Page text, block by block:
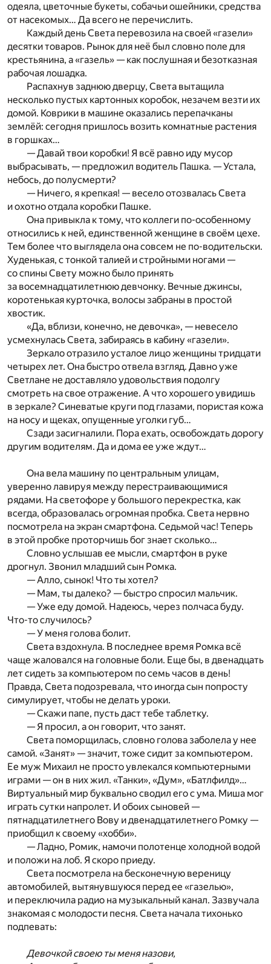
одеяла, цветочные букеты, собачьи ошейники, средства
от насекомых… Да всего не перечислить.
Каждый день Света перевозила на своей «газели»
десятки товаров. Рынок для неё был словно поле для
крестьянина, а «газель» — как послушная и безотказная
рабочая лошадка.
Распахнув заднюю дверцу, Света вытащила
несколько пустых картонных коробок, незачем везти их
домой. Коврики в машине оказались перепачканы
землёй: сегодня пришлось возить комнатные растения
в горшках…
— Давай твои коробки! Я всё равно иду мусор
выбрасывать, — предложил водитель Пашка. — Устала,
небось, до полусмерти?
— Ничего, я крепкая! — весело отозвалась Света
и охотно отдала коробки Пашке.
Она привыкла к тому, что коллеги по-особенному
относились к ней, единственной женщине в своём цехе.
Тем более что выглядела она совсем не по-водительски.
Худенькая, с тонкой талией и стройными ногами —
со спины Свету можно было принять
за восемнадцатилетнюю девчонку. Вечные джинсы,
коротенькая курточка, волосы забраны в простой
хвостик.
«Да, вблизи, конечно, не девочка», — невесело
усмехнулась Света, забираясь в кабину «газели».
Зеркало отразило усталое лицо женщины тридцати
четырех лет. Она быстро отвела взгляд. Давно уже
Светлане не доставляло удовольствия подолгу
смотреть на свое отражение. А что хорошего увидишь
в зеркале? Синеватые круги под глазами, пористая кожа
на носу и щеках, опущенные уголки губ…
Сзади засигналили. Пора ехать, освобождать дорогу
другим водителям. Да и дома ее уже ждут…
Она вела машину по центральным улицам,
уверенно лавируя между перестраивающимися
рядами. На светофоре у большого перекрестка, как
всегда, образовалась огромная пробка. Света нервно
посмотрела на экран смартфона. Седьмой час! Теперь
в этой пробке проторчишь бог знает сколько…
Словно услышав ее мысли, смартфон в руке
дрогнул. Звонил младший сын Ромка.
— Алло, сынок! Что ты хотел?
— Мам, ты далеко? — быстро спросил мальчик.
— Уже еду домой. Надеюсь, через полчаса буду.
Что-то случилось?
— У меня голова болит.
Света вздохнула. В последнее время Ромка всё
чаще жаловался на головные боли. Еще бы, в двенадцать
лет сидеть за компьютером по семь часов в день!
Правда, Света подозревала, что иногда сын попросту
симулирует, чтобы не делать уроки.
— Скажи папе, пусть даст тебе таблетку.
— Я просил, а он говорит, что занят.
Света поморщилась, словно голова заболела у нее
самой. «Занят» — значит, тоже сидит за компьютером.
Ее муж Михаил не просто увлекался компьютерными
играми — он в них жил. «Танки», «Дум», «Батлфилд»…
Виртуальный мир буквально сводил его с ума. Миша мог
играть сутки напролет. И обоих сыновей —
пятнадцатилетнего Вову и двенадцатилетнего Ромку —
приобщил к своему «хобби».
— Ладно, Ромик, намочи полотенце холодной водой
и положи на лоб. Я скоро приеду.
Света посмотрела на бесконечную вереницу
автомобилей, вытянувшуюся перед ее «газелью»,
и переключила радио на музыкальный канал. Зазвучала
знакомая с молодости песня. Света начала тихонько
подпевать:
Девочкой своею ты меня назови,